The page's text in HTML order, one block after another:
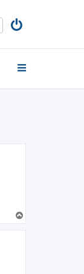
Wyszukiwanie
a
g